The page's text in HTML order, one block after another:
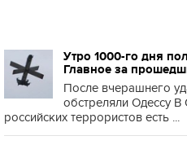
Утро 1000-го дня
Главное за
После вчерашнего
обстреляли Одессу В
российских террористов есть ...